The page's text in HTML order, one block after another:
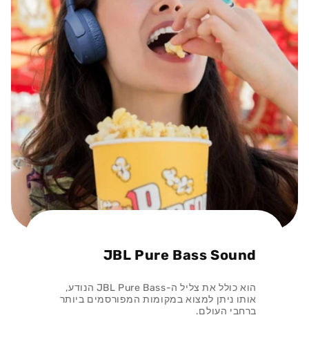
JBL Pure Bass Sound
הוא כולל את צליל ה-JBL Pure Bass הנודע,
אותו ניתן למצוא במקומות המפורסמים ביותר
ברחבי העולם.